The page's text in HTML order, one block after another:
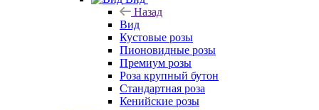
Назад
Вид
Кустовые розы
Пионовидные розы
Премиум розы
Роза крупный бутон
Стандартная роза
Кенийские розы